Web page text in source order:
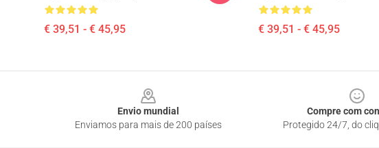
€ 39,51 - € 45,95 € 39,51 - € 45,95
Envio mundial
Enviamos para mais de 200 países
Compre com
Protegido 24/7, do